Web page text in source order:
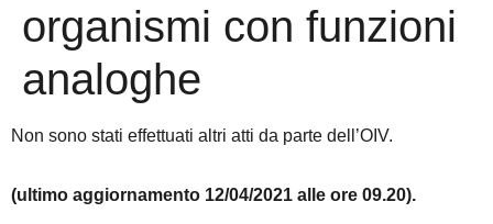
organismi con funzioni
analoghe
Non sono stati effettuati altri atti da parte dell’OIV.
(ultimo aggiornamento 12/04/2021 alle ore 09.20).